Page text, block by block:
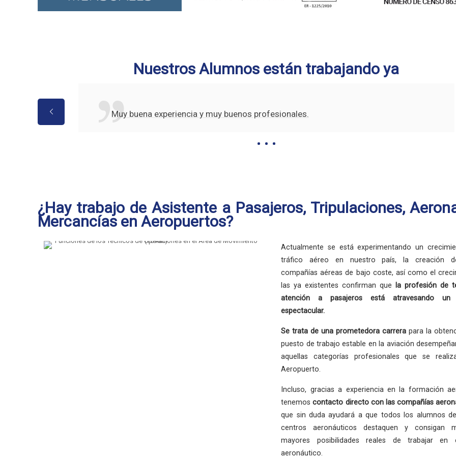
Nuestros Alumnos están trabajando ya
Muy buena experiencia y muy buenos profesionales.
¿Hay trabajo de Asistente a Pasajeros, Tripulaciones,
Mercancías en Aeropuertos?
Actualmente se está experimentando un
tráfico aéreo en nuestro país, la creación
compañías aéreas de bajo coste, así como el
las ya existentes confirman que
la profesión de
atención a pasajeros está atravesando un
espectacular.
Se trata de una prometedora carrerapara la
puesto de trabajo estable en la aviación
aquellas categorías profesionales que se
Aeropuerto.
Incluso, gracias a experiencia en la formación
tenemoscontacto directo con las compañías
que sin duda ayudará a que todos los alumnos
centros aeronáuticos destaquen y consigan
mayores posibilidades reales de trabajar en
aeronáutico.